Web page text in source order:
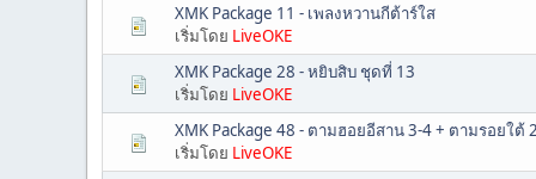
XMK Package 11 - เพลงหวานกีต้าร์ใส
เริ่มโดย LiveOKE
XMK Package 28 - หยิบสิบ ชุดที่ 13
เริ่มโดย LiveOKE
XMK Package 48 - ตามฮอยอีสาน 3-4 + ตามรอยใต้
เริ่มโดย LiveOKE